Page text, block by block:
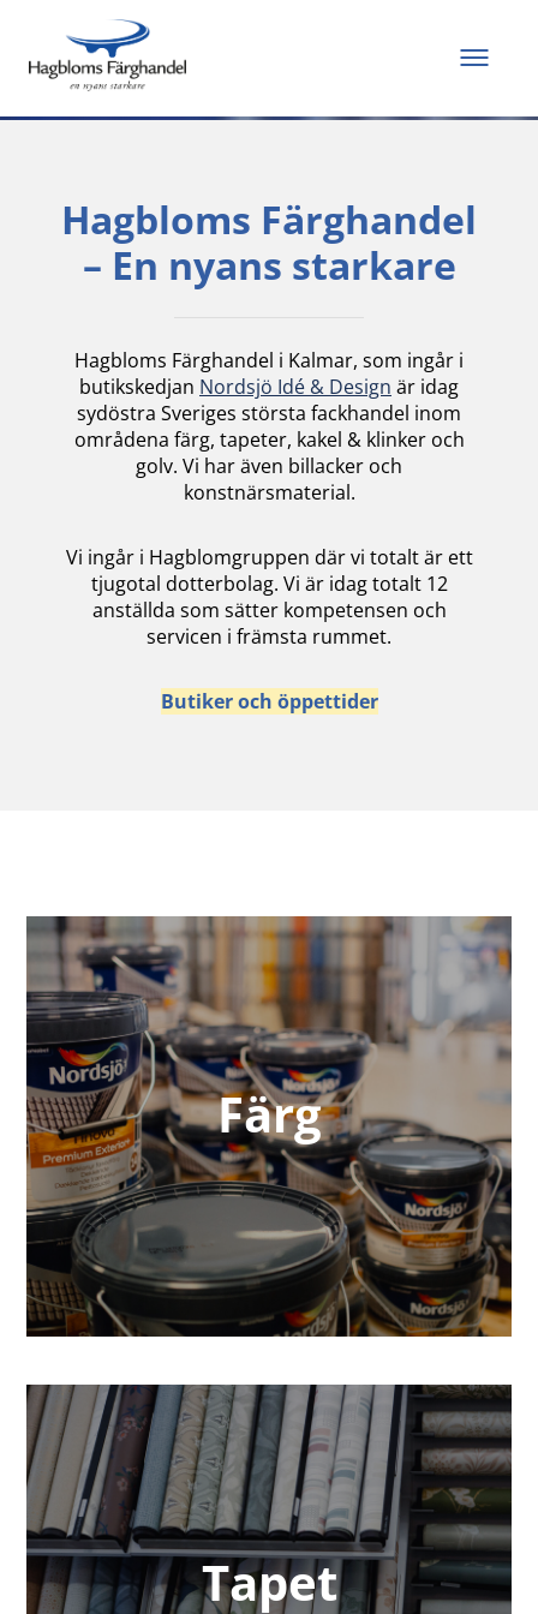
Allt du behöver för
att måla och renovera
Hagbloms Färghandel
– En nyans starkare
Hagbloms Färghandel i Kalmar, som ingår i
butikskedjan Nordsjö Idé & Design är idag
sydöstra Sveriges största fackhandel inom
områdena färg, tapeter, kakel & klinker och
golv. Vi har även billacker och
konstnärsmaterial.
Vi ingår i Hagblomgruppen där vi totalt är ett
tjugotal dotterbolag. Vi är idag totalt 12
anställda som sätter kompetensen och
servicen i främsta rummet.
Butiker och öppettider
Färg
Tapet